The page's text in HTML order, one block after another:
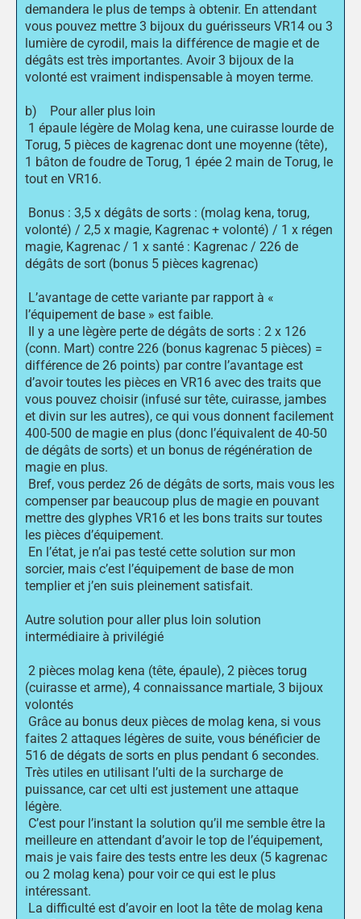
demandera le plus de temps à obtenir. En attendant
vous pouvez mettre 3 bijoux du guérisseurs VR14 ou 3
lumière de cyrodil, mais la différence de magie et de
dégâts est très importantes. Avoir 3 bijoux de la
volonté est vraiment indispensable à moyen terme.
b) Pour aller plus loin
1 épaule légère de Molag kena, une cuirasse lourde de
Torug, 5 pièces de kagrenac dont une moyenne (tête),
1 bâton de foudre de Torug, 1 épée 2 main de Torug, le
tout en VR16.
Bonus : 3,5 x dégâts de sorts : (molag kena, torug,
volonté) / 2,5 x magie, Kagrenac + volonté) / 1 x régen
magie, Kagrenac / 1 x santé : Kagrenac / 226 de
dégâts de sort (bonus 5 pièces kagrenac)
L’avantage de cette variante par rapport à «
l’équipement de base » est faible.
Il y a une lègère perte de dégâts de sorts : 2 x 126
(conn. Mart) contre 226 (bonus kagrenac 5 pièces) =
différence de 26 points) par contre l’avantage est
d’avoir toutes les pièces en VR16 avec des traits que
vous pouvez choisir (infusé sur tête, cuirasse, jambes
et divin sur les autres), ce qui vous donnent facilement
400-500 de magie en plus (donc l’équivalent de 40-50
de dégâts de sorts) et un bonus de régénération de
magie en plus.
Bref, vous perdez 26 de dégâts de sorts, mais vous les
compenser par beaucoup plus de magie en pouvant
mettre des glyphes VR16 et les bons traits sur toutes
les pièces d’équipement.
En l’état, je n’ai pas testé cette solution sur mon
sorcier, mais c’est l’équipement de base de mon
templier et j’en suis pleinement satisfait.
Autre solution pour aller plus loin solution
intermédiaire à privilégié
2 pièces molag kena (tête, épaule), 2 pièces torug
(cuirasse et arme), 4 connaissance martiale, 3 bijoux
volontés
Grâce au bonus deux pièces de molag kena, si vous
faites 2 attaques légères de suite, vous bénéficier de
516 de dégats de sorts en plus pendant 6 secondes.
Très utiles en utilisant l’ulti de la surcharge de
puissance, car cet ulti est justement une attaque
légère.
C’est pour l’instant la solution qu’il me semble être la
meilleure en attendant d’avoir le top de l’équipement,
mais je vais faire des tests entre les deux (5 kagrenac
ou 2 molag kena) pour voir ce qui est le plus
intéressant.
La difficulté est d’avoir en loot la tête de molag kena